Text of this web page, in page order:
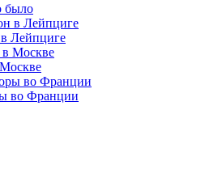
было
Лейпциге
во Франции